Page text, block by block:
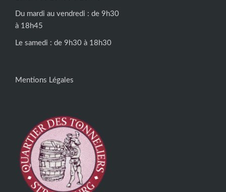
Du mardi au vendredi : de 9h30
à 18h45
Le samedi : de 9h30 à 18h30
Mentions Légales